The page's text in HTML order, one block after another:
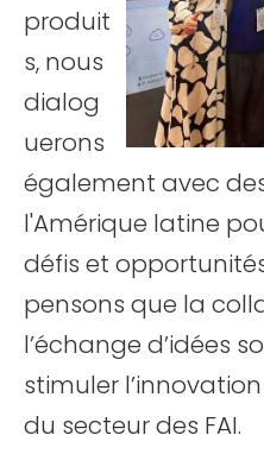
produit
s, nous
dialog
uerons
également avec
l'Amérique latine
défis et
pensons que la
l’échange d’idées
stimuler
du secteur des FAI.